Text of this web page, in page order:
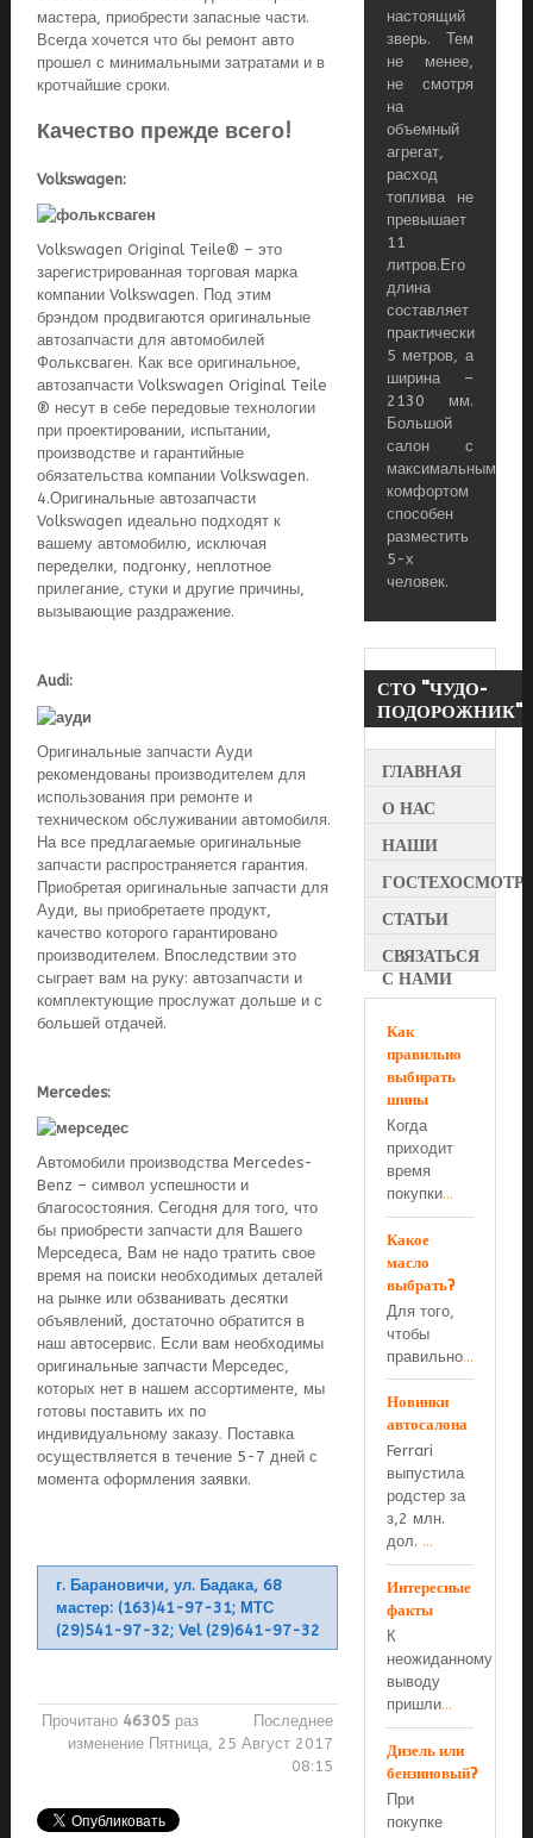
мастера, приобрести запасные части.
Всегда хочется что бы ремонт авто
прошел с минимальными затратами и в
кротчайшие сроки.
Качество прежде всего!
Volkswagen:
Volkswagen Original Teile® – это
зарегистрированная торговая марка
компании Volkswagen. Под этим
брэндом продвигаются оригинальные
автозапчасти для автомобилей
Фольксваген. Как все оригинальное,
автозапчасти Volkswagen Original Teile
® несут в себе передовые технологии
при проектировании, испытании,
производстве и гарантийные
обязательства компании Volkswagen.
4.Оригинальные автозапчасти
Volkswagen идеально подходят к
вашему автомобилю, исключая
переделки, подгонку, неплотное
прилегание, стуки и другие причины,
вызывающие раздражение.
Audi:
Оригинальные запчасти Ауди
рекомендованы производителем для
использования при ремонте и
техническом обслуживании автомобиля.
На все предлагаемые оригинальные
запчасти распространяется гарантия.
Приобретая оригинальные запчасти для
Ауди, вы приобретаете продукт,
качество которого гарантировано
производителем. Впоследствии это
сыграет вам на руку: автозапчасти и
комплектующие прослужат дольше и с
большей отдачей.
Mercedes:
Автомобили производства Mercedes-
Benz – символ успешности и
благосостояния. Сегодня для того, что
бы приобрести запчасти для Вашего
Мерседеса, Вам не надо тратить свое
время на поиски необходимых деталей
на рынке или обзванивать десятки
объявлений, достаточно обратится в
наш автосервис. Если вам необходимы
оригинальные запчасти Мерседес,
которых нет в нашем ассортименте, мы
готовы поставить их по
индивидуальному заказу. Поставка
осуществляется в течение 5-7 дней с
момента оформления заявки.
г. Барановичи, ул. Бадака, 68
мастер: (163)41-97-31; МТС
(29)541-97-32; Vel (29)641-97-32
Прочитано 46305раз
Последнее
изменение Пятница, 25 Август 2017
08:15
настоящий
зверь. Тем
не менее,
не смотря
на
объемный
агрегат,
расход
топлива не
превышает
11
литров.Его
длина
составляет
практически
5 метров, а
ширина –
2130 мм.
Большой
салон с
максимальным
комфортом
способен
разместить
5-х
человек.
СТО "ЧУДО-
ПОДОРОЖНИК"
ГЛАВНАЯ
О НАС
НАШИ
ГОСТЕХОСМОТР
СТАТЬИ
СВЯЗАТЬСЯ
С НАМИ
Как
правильно
выбирать
шины
Когда
приходит
время
покупки...
Какое
масло
выбрать?
Для того,
чтобы
правильно...
Новинки
автосалона
Ferrari
выпустила
родстер за
з,2 млн.
дол. ...
Интересные
факты
К
неожиданному
выводу
пришли...
Дизель или
бензиновый?
При
покупке